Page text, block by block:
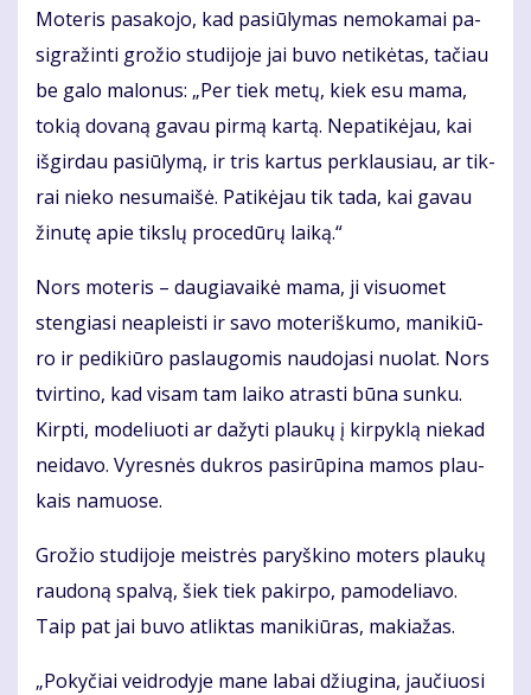
Mo­te­ris pa­sa­ko­jo, kad pa­siū­ly­mas ne­mo­ka­mai pa­
sig­ra­žin­ti gro­žio stu­di­jo­je jai bu­vo ne­ti­kė­tas, ta­čiau
be ga­lo ma­lo­nus: „Per tiek me­tų, kiek esu ma­ma,
to­kią do­va­ną ga­vau pir­mą kar­tą. Ne­pa­ti­kė­jau, kai
iš­gir­dau pa­siū­ly­mą, ir tris kar­tus per­klau­siau, ar tik­
rai nie­ko ne­su­mai­šė. Pa­ti­kė­jau tik ta­da, kai ga­vau
ži­nu­tę apie tiks­lų pro­ce­dū­rų lai­ką.“
Nors mo­te­ris – dau­gia­vai­kė ma­ma, ji vi­suo­met
sten­gia­si ne­ap­leis­ti ir sa­vo mo­te­riš­ku­mo, ma­ni­kiū­
ro ir pe­di­kiū­ro pa­slau­go­mis nau­do­ja­si nuo­lat. Nors
tvir­ti­no, kad vi­sam tam lai­ko at­ras­ti bū­na sun­ku.
Kirp­ti, mo­de­liuo­ti ar da­žy­ti plau­kų į kir­pyk­lą nie­kad
neida­vo. Vy­res­nės duk­ros pa­si­rū­pi­na ma­mos plau­
kais na­muo­se.
Gro­žio stu­di­jo­je meist­rės pa­ryš­ki­no mo­ters plau­kų
rau­do­ną spal­vą, šiek tiek pa­kir­po, pa­mo­de­lia­vo.
Taip pat jai bu­vo at­lik­tas ma­ni­kiū­ras, ma­kia­žas.
„Po­ky­čiai veid­ro­dy­je ma­ne la­bai džiu­gi­na, jau­čiuo­si